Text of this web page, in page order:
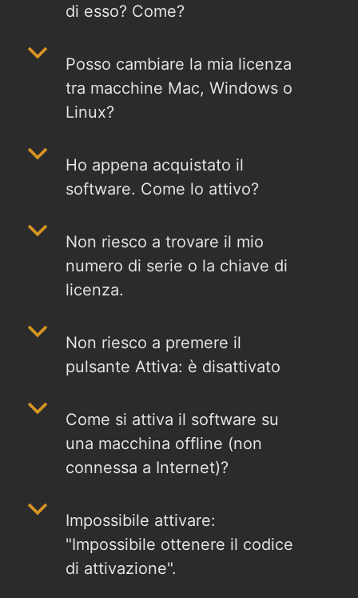
di esso? Come?
b
Posso cambiare la mia licenza
tra macchine Mac, Windows o
Linux?
b
Ho appena acquistato il
software. Come lo attivo?
b
Non riesco a trovare il mio
numero di serie o la chiave di
licenza.
b
Non riesco a premere il
pulsante Attiva: è disattivato
b
Come si attiva il software su
una macchina offline (non
connessa a Internet)?
b
Impossibile attivare:
"Impossibile ottenere il codice
di attivazione".